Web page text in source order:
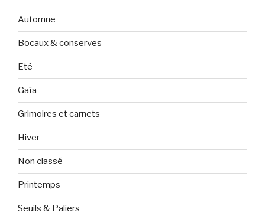
Automne
Bocaux & conserves
Eté
Gaïa
Grimoires et carnets
Hiver
Non classé
Printemps
Seuils & Paliers